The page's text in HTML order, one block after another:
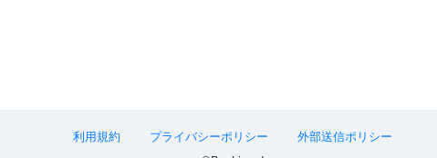
利用規約 プライバシーポリシー
外部送信ポリシー